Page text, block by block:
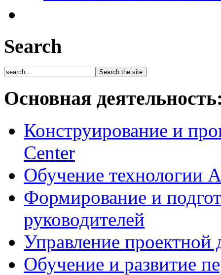
Search
Основная
Конструирование и
Center
Обучение технологии
Формирование и
руководителей
Управление проектной
Обучение и развитие